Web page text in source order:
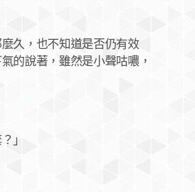
久，也不知道是否仍有效
的說著，雖然是小聲咕噥，
」